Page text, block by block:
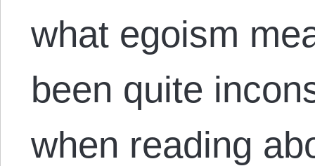
what egoism
been quite
when reading